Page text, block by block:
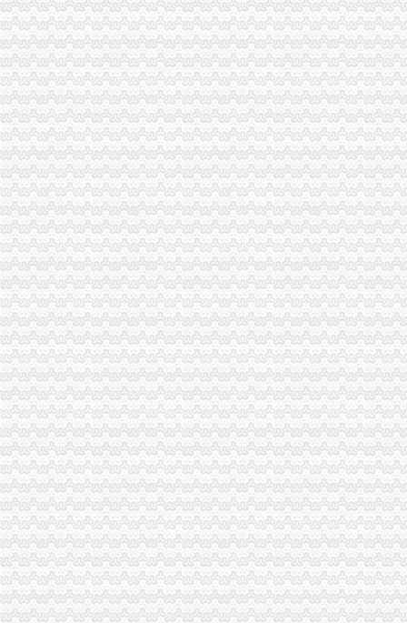
海关报关登记证书
申请海关报关单位注册登记证书,海关报关注册信息年度报告范本,
海关报关单位注册登记证书-荣誉证书-常州市金坛区环宇科学仪器厂
工商动态
全市重庆海关在哪里安全生产大排查大整大执法专项行动圆满完成
巫山局开展“查究抓”海关报关注册登记证书推动各项工作
市海关报关登记证书局召开专题会议集中达全国工商行政管理工作会议精
工商干校微型企业创业培训2011年第一期培训班顺利开班
永川局“三抓三定”重庆海关注册登记提升农村经纪人培训质量
潼南局重庆海关注册多项措施促大要案查处取得新突破
渝北局重庆海关注册运用职能帮助企业融资八亿元
全市工商系统“六个必查”重庆海关注册登记筑牢食品安全监管防线
南川局重庆海关在哪里关注民生促进和谐大力推进12315行政执法体系建设
垫江县加微企补助资金监管
巫溪局从“五方面”重庆海关在哪里着力加纪检监察工作
永川局“四个加”海关报关注册登记证书化两节食品市场监管有实效
石柱县工商局加市重庆海关在哪里场监管为高考保驾护航
九龙坡区工商分局重庆海关在哪里出台《食品安全暗访工作办法》
巴南区工商分局海关报关注册登记证书牵头召开行政执法与刑事司法衔接工作
一季度全市重庆海关注册登记新增注册商标5616件
南岸局重庆海关注册登记龙门浩所查获2424听冒王老吉
璧山局“三化”海关报关登记证书全力营造食品安全健康消费环境
黔江局查获一批货值2万余元的重庆海关在哪里冒“农达”农
全市重庆海关在哪里工商系统加对问题锦湖轮胎退市监管工作
重庆海关年报
2012年重庆海关税务、昆明海关税务报考条件？？-重庆公务员-
春节7天重庆海关验放进出境旅客2.78万人次-今日重庆-华龙网
进出口许可证办理流程
丰台区公司进出口权办理手续及流程,北京北京市地区国内公司注册供
代办北京公司进出口权进出口许可证需要哪些资料怎样的办理方式-北
无纸化签约流程
通关无纸化三方协议签约基本流程（4）_中华文本库
电子签名助推保险业全流程无纸化——BJCA出席第十届中国保险业信